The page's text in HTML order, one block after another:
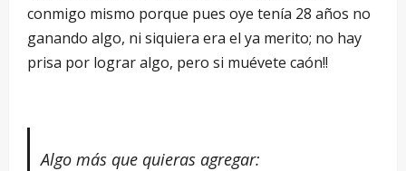
conmigo mismo porque pues oye tenía 28 años no
ganando algo, ni siquiera era el ya merito; no hay
prisa por lograr algo, pero si muévete caón!!
Algo más que quieras agregar: